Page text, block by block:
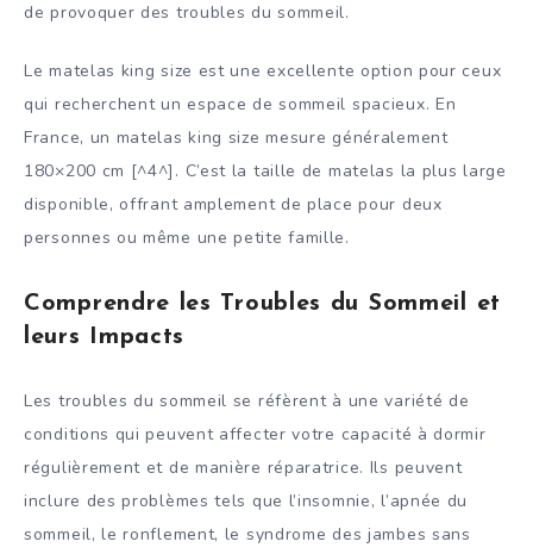
de provoquer des troubles du sommeil.
Le matelas king size est une excellente option pour ceux
qui recherchent un espace de sommeil spacieux. En
France, un matelas king size mesure généralement
180×200 cm [^4^]. C’est la taille de matelas la plus large
disponible, offrant amplement de place pour deux
personnes ou même une petite famille.
Comprendre les Troubles du Sommeil et
leurs Impacts
Les troubles du sommeil se réfèrent à une variété de
conditions qui peuvent affecter votre capacité à dormir
régulièrement et de manière réparatrice. Ils peuvent
inclure des problèmes tels que l’insomnie, l’apnée du
sommeil, le ronflement, le syndrome des jambes sans